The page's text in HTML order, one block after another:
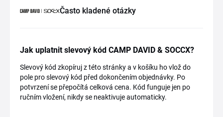
Často kladené otázky
Jak uplatnit slevový kód CAMP DAVID & SOCCX?
Slevový kód zkopíruj z této stránky a v košíku ho vlož do
pole pro slevový kód před dokončením objednávky. Po
potvrzení se přepočítá celková cena. Kód funguje jen po
ručním vložení, nikdy se neaktivuje automaticky.